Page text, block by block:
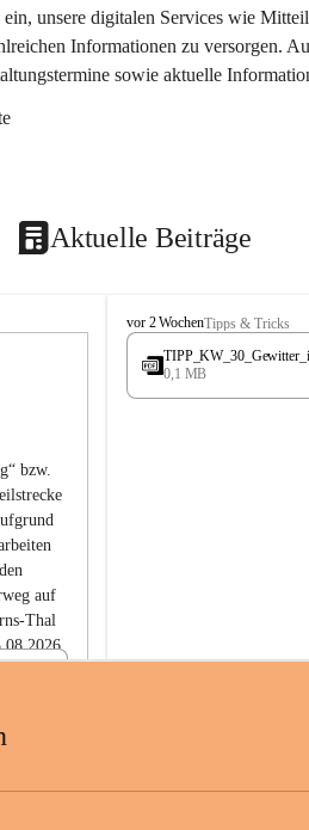
unsere digitalen Services wie
Informationen zu versorgen.
sowie aktuelle
Aktuelle Beiträge
bzw.
auf
Thal
L
a
e
vor 2 WochenTipps & Tricks
0,1 MB